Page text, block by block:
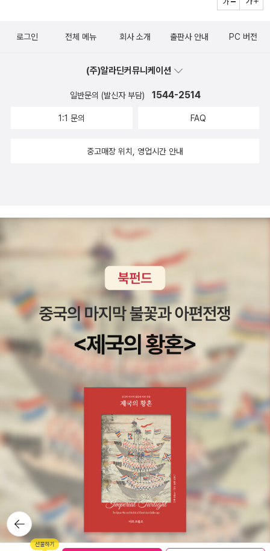
키를 기억하며 즐겁게 읽었다.아이랑 같이 봤던 <호두까기 인형>의
들었던 <교향곡제 5번>, <백조의 호수>의 오데트도 모두 차이콥스
(책의 앞 뒤 표지는 보리스 쿠스토디예프의 그림, 레핀의 제자로 밝고
화사한 풍경, 즐거운 모습을 주로 많이 그렸다고 한다. 차이콥스키님
뒤로가
기
로그인 전체 메뉴 회사 소개 출판사 안내 PC 버전
(주)알라딘커뮤니케이션
일반문의 (발신자 부담) 1544-2514
1:1 문의 FAQ
중고매장 위치, 영업시간 안내